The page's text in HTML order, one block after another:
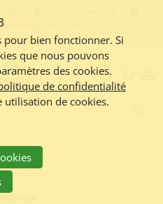
06 38 68 28 82 /
pour bien fonctionner. Si
que nous pouvons
des cookies.
de confidentialité
de cookies.